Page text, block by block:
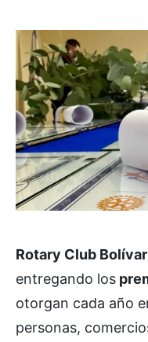
Rotary Club Bolívar
entregando los
otorgan cada año
personas,